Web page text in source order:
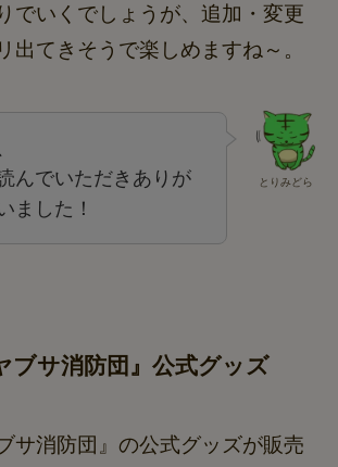
でいくでしょうが、追加・変更
出てきそうで楽しめますね～。
とりみどら
んでいただきありが
ました！
ブサ消防団』公式グッズ
サ消防団』の公式グッズが販売